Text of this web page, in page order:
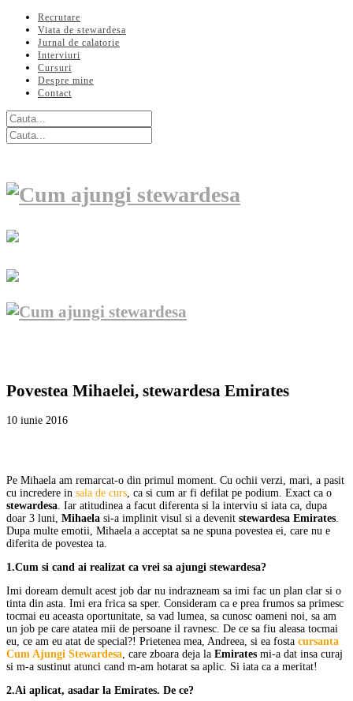
Recrutare
Viata de stewardesa
Jurnal de calatorie
Interviuri
Cursuri
Despre mine
Contact
Povestea Mihaelei, stewardesa Emirates
10 iunie 2016
Pe Mihaela am remarcat-o din primul moment. Cu ochii verzi, mari, a pasit
cu incredere in sala de curs, ca si cum ar fi defilat pe podium. Exact ca o
stewardesa. Iar atitudinea a facut diferenta si la interviu si iata ca, dupa
doar 3 luni, Mihaela si-a implinit visul si a devenit stewardesa Emirates.
Dupa multe emotii, Mihaela a acceptat sa ne spuna povestea ei, care nu e
diferita de povestea ta.
1.Cum si cand ai realizat ca vrei sa ajungi stewardesa?
Imi doream demult acest job dar nu indrazneam sa imi fac un plan clar si o
tinta din asta. Imi era frica sa sper. Consideram ca e prea frumos sa primesc
tocmai eu aceasta oportunitate, sa vad lumea, sa cunosc oameni noi, sa am
un job pe care atatea mii de persoane il ravnesc. De ce sa fiu aleasa tocmai
eu, ce am eu atat de special?! Prietenea mea, Andreea, si ea fosta cursanta
Cum Ajungi Stewardesa, care zboara deja la Emirates mi-a dat insa curaj
si m-a sustinut atunci cand m-am hotarat sa aplic. Si iata ca a meritat!
2.Ai aplicat, asadar la Emirates. De ce?